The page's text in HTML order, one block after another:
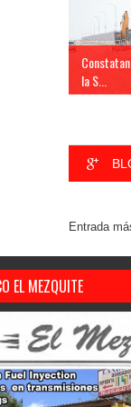
la S...
Entrada
EL MEZQUITE